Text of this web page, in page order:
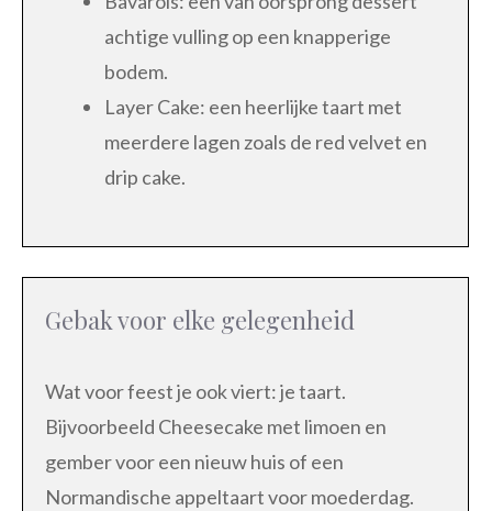
achtige vulling op een knapperige
bodem.
Layer Cake: een heerlijke taart met
meerdere lagen zoals de red velvet en
drip cake.
Gebak voor elke gelegenheid
Wat voor feest je ook viert: je taart.
Bijvoorbeeld Cheesecake met limoen en
gember voor een nieuw huis of een
Normandische appeltaart voor moederdag.